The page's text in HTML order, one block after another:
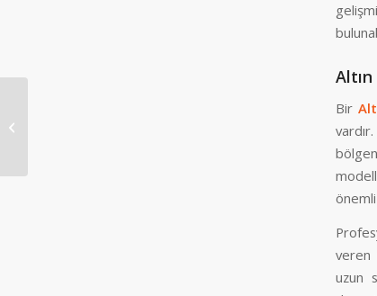
Bir
veren
uzun